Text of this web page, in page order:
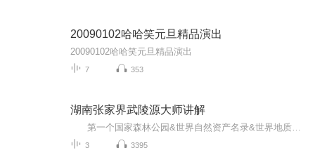
20090102哈哈笑元旦精品演出
20090102哈哈笑元旦精品演出
7 353
湖南张家界武陵源大师讲解
3 3395